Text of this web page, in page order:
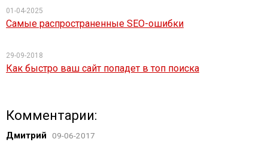
01-04-2025
Самые распространенные SEO-ошибки
29-09-2018
Как быстро ваш сайт попадет в топ поиска
Комментарии:
Дмитрий
09-06-2017